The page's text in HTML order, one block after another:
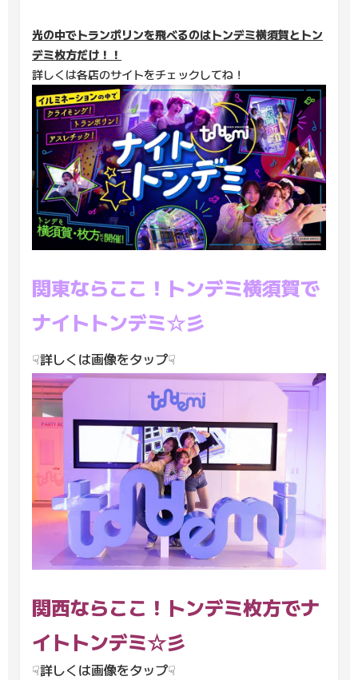
光の中でトランポリンを飛べるのはトンデミ横須賀とトン
デミ枚方だけ！！
詳しくは各店のサイトをチェックしてね！
関東ならここ！トンデミ横須賀で
ナイトトンデミ☆彡
☟詳しくは画像をタップ☟
関西ならここ！トンデミ枚方でナ
イトトンデミ☆彡
☟詳しくは画像をタップ☟